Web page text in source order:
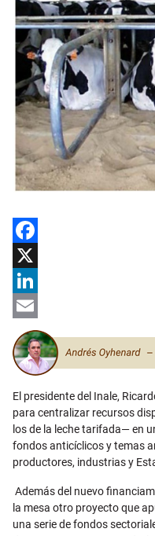
Facebook
X
LinkedIn
Email
El presidente del Inale,
para centralizar recursos
los de la leche tarifada— en
fondos anticíclicos y temas
productores, industrias y
Además del nuevo
la mesa otro proyecto que
una serie de fondos